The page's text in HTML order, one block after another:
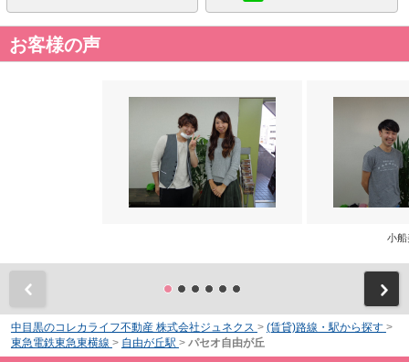
お客様の声
小船
中目黒のコレカライフ不動産 株式会社ジュネクス > (賃貸)路線・駅から探す >
東急電鉄東急東横線 > 自由が丘駅 > パセオ自由が丘